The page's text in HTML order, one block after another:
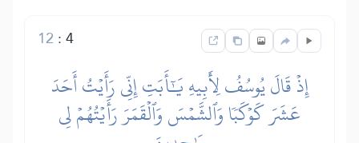
4
:
12
إِذۡ قَالَ يُوسُفُ لِأَبِيهِ يَٰٓأَبَتِ إِنِّي رَأَيۡتُ أَحَدَ
عَشَرَ كَوۡكَبٗا وَٱلشَّمۡسَ وَٱلۡقَمَرَ رَأَيۡتُهُمۡ لِي